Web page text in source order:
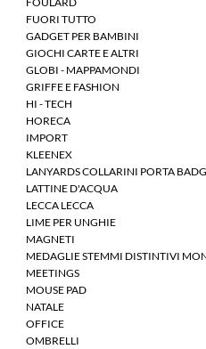
FUORI TUTTO
GADGET PER BAMBINI
GIOCHI CARTE E ALTRI
GLOBI - MAPPAMONDI
GRIFFE E FASHION
HI - TECH
HORECA
IMPORT
KLEENEX
LANYARDS COLLARINI PORTA
LATTINE D'ACQUA
LECCA LECCA
LIME PER UNGHIE
MAGNETI
MEDAGLIE STEMMI DISTINTIVI
MEETINGS
MOUSE PAD
NATALE
OFFICE
OMBRELLI